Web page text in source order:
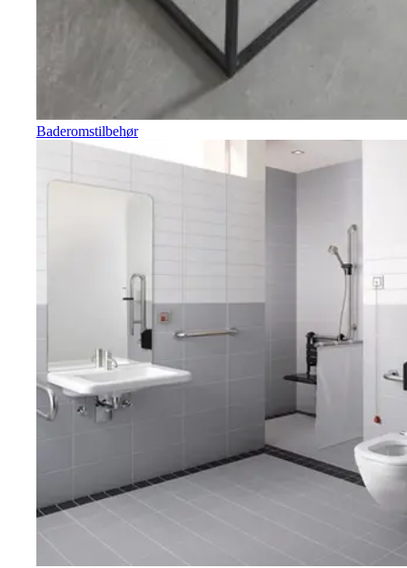
Baderomstilbehør